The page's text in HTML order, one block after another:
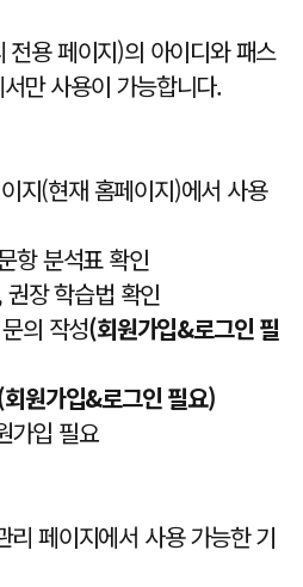
전용 페이지)의 아이디와 패스
만 사용이 가능합니다.
지(현재 홈페이지)에서 사용
항 분석표 확인
장 학습법 확인
의 작성(회원가입&로그인 필
원가입&로그인 필요)
가입 필요
페이지에서 사용 가능한 기